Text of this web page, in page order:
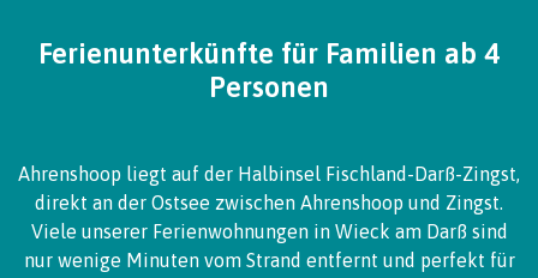
Ferienunterkünfte für Familien ab 4
Personen
Ahrenshoop liegt auf der Halbinsel Fischland-Darß-Zingst,
direkt an der Ostsee zwischen Ahrenshoop und Zingst.
Viele unserer Ferienwohnungen in Wieck am Darß sind
nur wenige Minuten vom Strand entfernt und perfekt für